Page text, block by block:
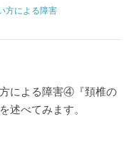
方による障害
による障害④『頚椎の
述べてみます。